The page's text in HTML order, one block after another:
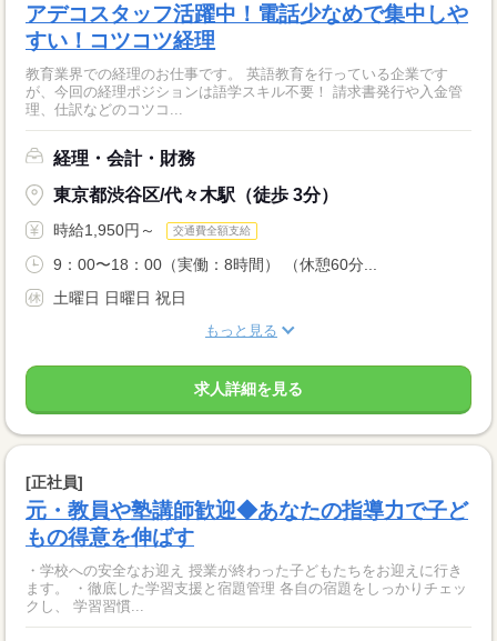
アデコスタッフ活躍中！電話少なめで集中しや
すい！コツコツ経理
教育業界での経理のお仕事です。 英語教育を行っている企業です
が、今回の経理ポジションは語学スキル不要！ 請求書発行や入金管
理、仕訳などのコツコ...
経理・会計・財務
東京都渋谷区/代々木駅（徒歩 3分）
時給1,950円～ 交通費全額支給
9：00〜18：00（実働：8時間） （休憩60分...
土曜日 日曜日 祝日
もっと見る
求人詳細を見る
[正社員]
元・教員や塾講師歓迎◆あなたの指導力で子ど
もの得意を伸ばす
・学校への安全なお迎え 授業が終わった子どもたちをお迎えに行き
ます。 ・徹底した学習支援と宿題管理 各自の宿題をしっかりチェッ
クし、 学習習慣...